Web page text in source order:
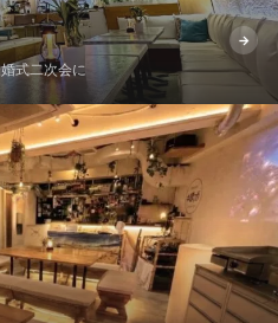
→
式二次会に